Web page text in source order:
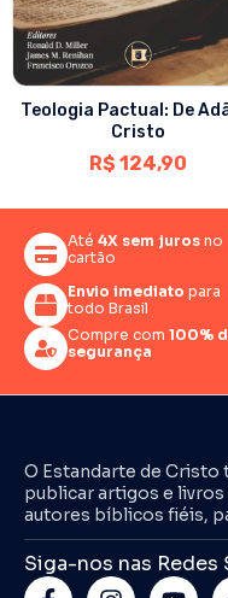
Teologia Pactual: De
Cristo
R$ 124,90
Até 4X sem juros no
cartão
Envio imediato para
todo Brasil
Compre com 100%
segurança
O Estandarte de
publicar artigos e
autores bíblicos fiéis,
Siga-nos nas Redes